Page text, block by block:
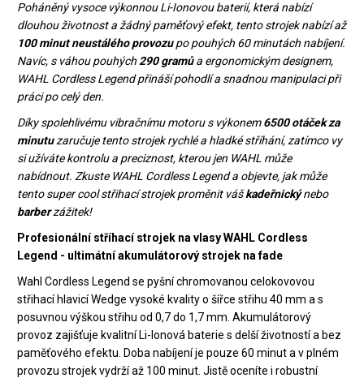
Poháněný vysoce výkonnou Li-Ionovou baterií, která nabízí
dlouhou životnost a žádný paměťový efekt, tento strojek nabízí až
100 minut neustálého provozupo pouhých 60 minutách nabíjení.
Navíc, s váhou pouhých 290 gramůa ergonomickým designem,
WAHL Cordless Legend přináší pohodlí a snadnou manipulaci při
práci po celý den.
Díky spolehlivému vibračnímu motoru s výkonem6500 otáček za
minutuzaručuje tento strojek rychlé a hladké stříhání, zatímco vy
si užíváte kontrolu a preciznost, kterou jen WAHL může
nabídnout. Zkuste WAHL Cordless Legend a objevte, jak může
tento super cool střihací strojek proměnit váškadeřnickýnebo
barberzážitek!
Profesionální stříhací strojek na vlasy WAHL Cordless
Legend - ultimátní akumulátorový strojek na fade
Wahl Cordless Legend se pyšní chromovanou celokovovou
střihací hlavicí Wedge vysoké kvality o šířce střihu 40 mm a s
posuvnou výškou střihu od 0,7 do 1,7 mm. Akumulátorový
provoz zajišťuje kvalitní Li-Ionová baterie s delší životností a bez
paměťového efektu. Doba nabíjení je pouze 60 minut a v plném
provozu strojek vydrží až 100 minut. Jistě oceníte i robustní